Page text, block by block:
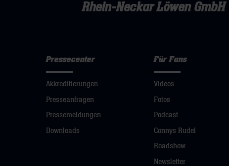
Rhein-Neckar Löwen GmbH
Pressecenter
Akkreditierungen
Presseanfragen
Pressemeldungen
Downloads
Für Fans
Videos
Fotos
Podcast
Connys Rudel
Roadshow
Newsletter